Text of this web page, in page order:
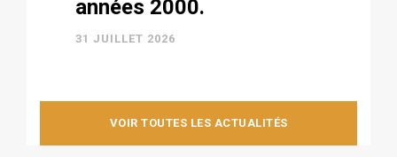
années 2000.
31 JUILLET 2026
VOIR TOUTES LES ACTUALITÉS